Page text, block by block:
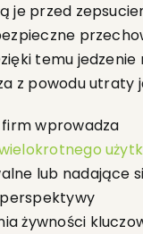
je przed
temu jedzenie
z powodu utraty
wprowadza
lub nadające
żywności